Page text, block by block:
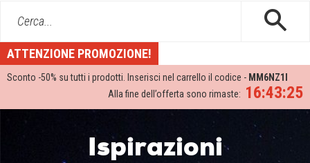
Cerca...
ATTENZIONE PROMOZIONE!
Sconto -50% su tutti i prodotti. Inserisci nel carrello il codice - MM6NZ1I
16:43:24
Alla fine dell’offerta sono rimaste:
Ispirazioni